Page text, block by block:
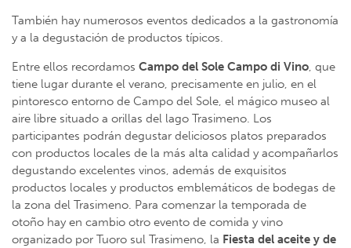
También hay numerosos eventos dedicados a la gastronomía
y a la degustación de productos típicos.
Entre ellos recordamos Campo del Sole Campo di Vino, que
tiene lugar durante el verano, precisamente en julio, en el
pintoresco entorno de Campo del Sole, el mágico museo al
aire libre situado a orillas del lago Trasimeno. Los
participantes podrán degustar deliciosos platos preparados
con productos locales de la más alta calidad y acompañarlos
degustando excelentes vinos, además de exquisitos
productos locales y productos emblemáticos de bodegas de
la zona del Trasimeno. Para comenzar la temporada de
otoño hay en cambio otro evento de comida y vino
organizado por Tuoro sul Trasimeno, la Fiesta del aceite y de